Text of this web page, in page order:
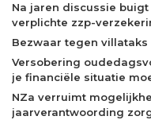
Na jaren discussie
verplichte zzp-
Bezwaar tegen
Versobering
je financiële situatie
NZa verruimt
jaarverantwoording